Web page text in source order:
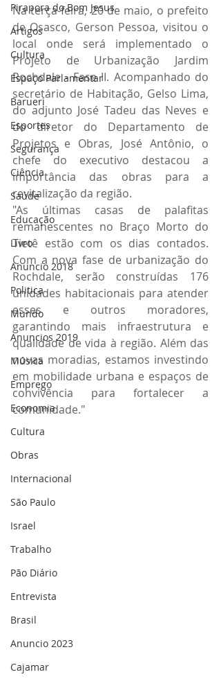
Pirapora do Bom Jesus
Artigos
Cultura
Espaço Parlamentar
Barueri
Esportes
Segurança
Ciência
Saúde
Educação
Livro
Anuncio 2018
Politica
Mundo
Anuncios 2019
Música
Emprego
Economia
Cultura
Obras
Internacional
São Paulo
Israel
Trabalho
Pão Diário
Entrevista
Brasil
Anuncio 2023
Cajamar
Na terça-feira, 20 de maio, o prefeito
de Osasco, Gerson Pessoa, visitou o
local onde será implementado o
Projeto de Urbanização Jardim
Rochdale - Fase II. Acompanhado do
secretário de Habitação, Gelso Lima,
do adjunto José Tadeu das Neves e
do diretor do Departamento de
Projetos e Obras, José Antônio, o
chefe do executivo destacou a
importância das obras para a
revitalização da região.
"As últimas casas de palafitas
remanescentes no Braço Morto do
Tietê estão com os dias contados.
Com a nova fase de urbanização do
Rochdale, serão construídas 176
unidades habitacionais para atender
esses e outros moradores,
garantindo mais infraestrutura e
qualidade de vida à região. Além das
novas moradias, estamos investindo
em mobilidade urbana e espaços de
convivência para fortalecer a
comunidade."